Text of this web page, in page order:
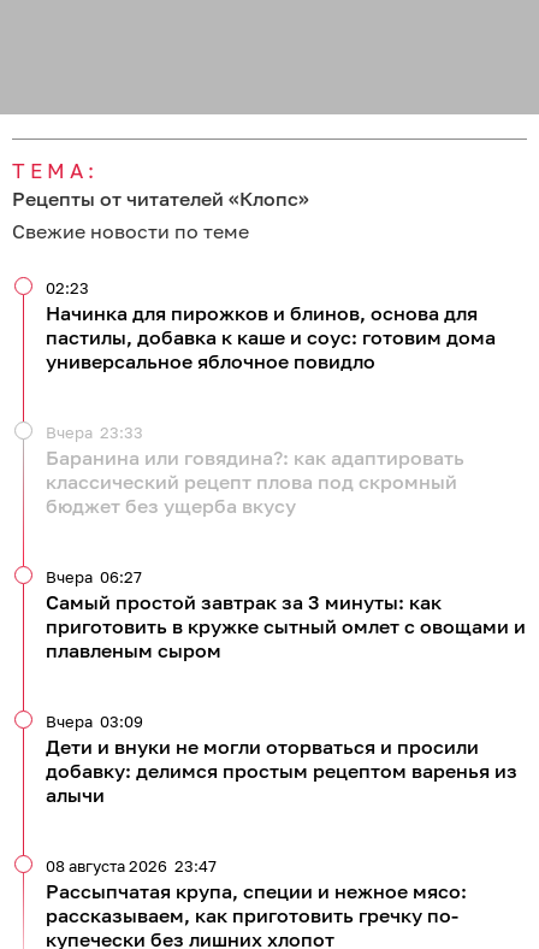
ТЕМА:
Рецепты от читателей «Клопс»
Свежие новости по теме
Начинка для пирожков и блинов, основа для
пастилы, добавка к каше и соус: готовим дома
универсальное яблочное повидло
02:23
Баранина или говядина?: как адаптировать
классический рецепт плова под скромный
бюджет без ущерба вкусу
Вчера 23:33
Самый простой завтрак за 3 минуты: как
приготовить в кружке сытный омлет с овощами и
плавленым сыром
Вчера 06:27
Дети и внуки не могли оторваться и просили
добавку: делимся простым рецептом варенья из
алычи
Вчера 03:09
Рассыпчатая крупа, специи и нежное мясо:
рассказываем, как приготовить гречку по-
купечески без лишних хлопот
08 августа 2026 23:47